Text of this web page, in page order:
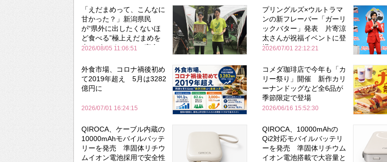
「えだまめって、こんなに
甘かった？」新潟県民
が“県外に出したくないほ
ど食べる”極上えだまめを
森のビアガーデンで実食
2026/08/05 11:06:51
プリングルズ×ウルトラマ
ンの新フレーバー「ガーリ
ックバター」発表 片寄涼
太さんが祝福イベントに登
場
2026/07/01 22:12:21
外食市場、コロナ禍後初め
て2019年超え 5月は3282
億円に
2026/07/01 16:24:15
コメダ珈琲店で今年も「カ
リー祭り」開催 新作カリ
ーナンドッグなど全6品が
季節限定で登場
2026/06/16 15:52:30
QIROCA、ケーブル内蔵の
10000mAhモバイルバッテ
リーを発売 準固体リチウ
ムイオン電池採用で安全性
QIROCA、10000mAhの
Qi2対応モバイルバッテリ
ーを発売 準固体リチウム
イオン電池搭載で大容量と